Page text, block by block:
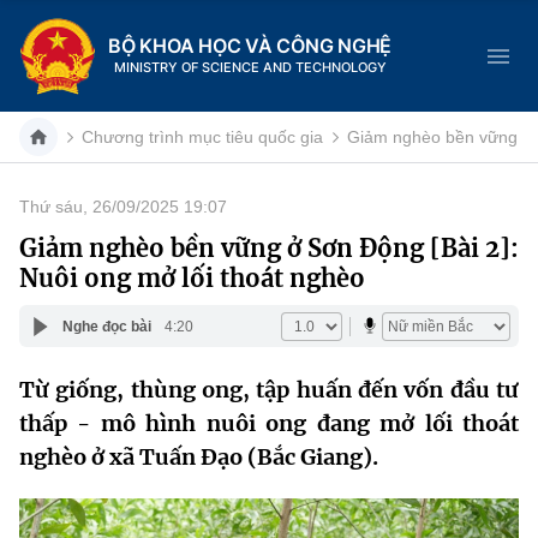
BỘ KHOA HỌC VÀ CÔNG NGHỆ
MINISTRY OF SCIENCE AND TECHNOLOGY
Danh mục
Trang chủ
Giới thiệu
Chức năng nhiệm vụ
Cơ cấu tổ chức
Lịch sử phát triển
Tin tức sự kiện
Khoa học và Công nghệ
Đổi mới sáng tạo
Dịch vụ công
Hệ thống văn bản
Chương trình mục tiêu quốc gia Giảm nghèo bền vững
Thứ sáu, 26/09/2025 19:07
Giảm nghèo bền vững ở Sơn Động [Bài 2]:
Nuôi ong mở lối thoát nghèo
Nghe đọc bài 4:20
Từ giống, thùng ong, tập huấn đến vốn đầu tư
thấp - mô hình nuôi ong đang mở lối thoát
nghèo ở xã Tuấn Đạo (Bắc Giang).